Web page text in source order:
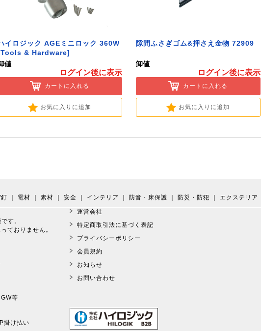
イロジック AGEミニロック 360W
& Hardware]
値
ログイン後に表示
カートに入れる
お気に入りに追加
隙間ふさぎゴム&押さえ金物 72909
卸値
ログイン後に表示
カートに入れる
お気に入りに追加
電材 素材 安全 インテリア 防音・床保護 防災・防犯 エクステリア
す。
ておりません。
等
掛け払い
運営会社
特定商取引法に基づく表記
プライバシーポリシー
会員規約
お知らせ
お問い合わせ